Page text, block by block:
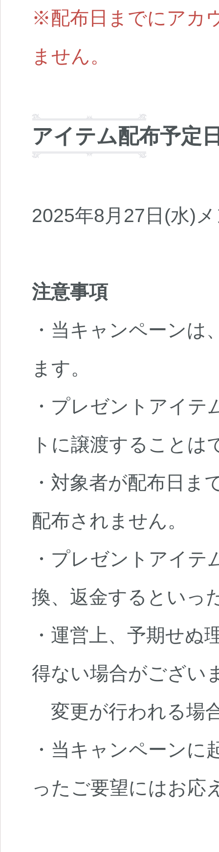
※配布日までにアカ
ません。
アイテム配布予定
2025年8月27日(水)
注意事項
・当キャンペーン
ます。
・プレゼントアイ
トに譲渡することは
・対象者が配布日
配布されません。
・プレゼントアイ
換、返金するといっ
・運営上、予期せ
得ない場合がござい
変更が行われる場
・当キャンペーン
ったご要望にはお応